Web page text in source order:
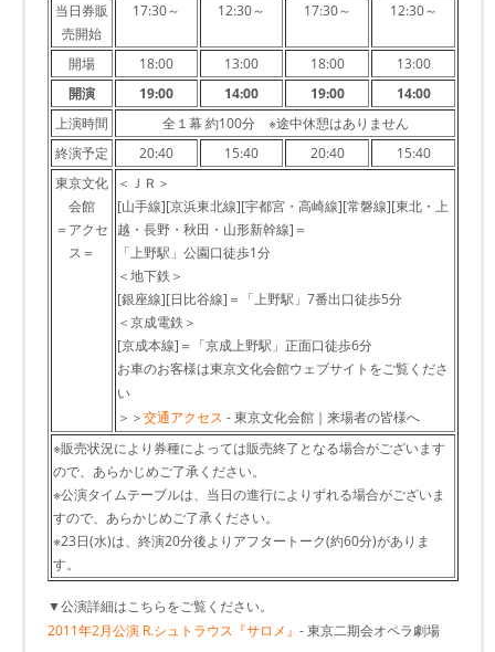
当日券販
売開始
17:30～ 12:30～ 17:30～ 12:30～
開場 18:00 13:00 18:00
13:00
開演
19:00 14:00 19:00
14:00
上演時間
全１幕 約100分 ※途中休憩はありません
終演予定
20:40 15:40 20:40
15:40
東京文化
会館
＝アクセ
ス＝
＜ＪＲ＞
[山手線][京浜東北線][宇都宮・高崎線][常磐線][東北・上
越・長野・秋田・山形新幹線]＝
「上野駅」公園口徒歩1分
＜地下鉄＞
[銀座線][日比谷線]＝「上野駅」7番出口徒歩5分
＜京成電鉄＞
[京成本線]＝「京成上野駅」正面口徒歩6分
お車のお客様は東京文化会館ウェブサイトをご覧くださ
い
＞＞交通アクセス - 東京文化会館｜来場者の皆様へ
※販売状況により券種によっては販売終了となる場合がございます
ので、あらかじめご了承ください。
※公演タイムテーブルは、当日の進行によりずれる場合がございま
すので、あらかじめご了承ください。
※23日(水)は、終演20分後よりアフタートーク(約60分)がありま
す。
▼公演詳細はこちらをご覧ください。
2011年2月公演 R.シュトラウス『サロメ』 - 東京二期会オペラ劇場